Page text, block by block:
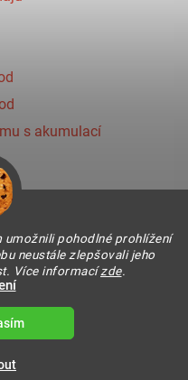
umožnili pohodlné prohlížení
neustále zlepšovali jeho
Více informacízde.
s akumulací
cookies